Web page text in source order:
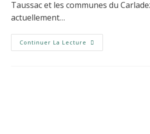
Taussac et les communes du
actuellement…
Continuer La Lecture